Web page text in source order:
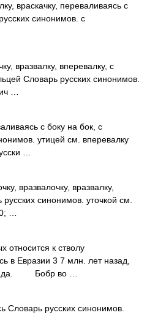
враскачку, переваливаясь с
синонимов. с
вразвалку, вперевалку, с
Словарь русских синонимов.
…
с боку на бок, с
утицей см. вперевалку
…
вразвалочку, вразвалку,
синонимов. уточкой см.
…
к стволу
в Евразии 3 7 млн. лет назад,
вида. Бобр во …
Словарь русских синонимов.